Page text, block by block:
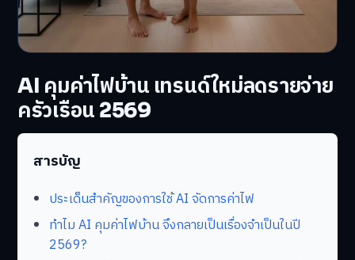
AI คุมค่าไฟบ้าน เทรนด์ใหม่ลดรายจ่าย
ครัวเรือน 2569
สารบัญ
ประเด็นสำคัญของการใช้ AI จัดการค่าไฟ
ทำไม AI คุมค่าไฟบ้าน จึงกลายเป็นเรื่องจำเป็นในปี
2569?